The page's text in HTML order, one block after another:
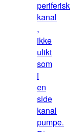
periferisk
kanal
,
ikke
ulikt
som
i
en
side
kanal
pumpe.